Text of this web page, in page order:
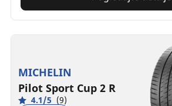
MICHELIN
Pilot Sport Cup 2 R
4.1/5 (9)